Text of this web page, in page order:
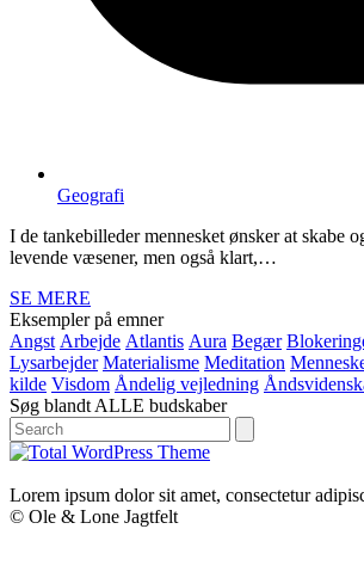
Geografi
I de tankebilleder mennesket ønsker at
levende væsener, men også klart,…
SE MERE
Eksempler på emner
Angst Arbejde Atlantis Aura Begær
Lysarbejder Materialisme Meditation
kilde Visdom Åndelig vejledning
Søg blandt ALLE budskaber
Search
Lorem ipsum dolor sit amet, consectetur
© Ole & Lone Jagtfelt